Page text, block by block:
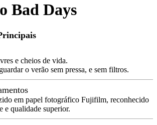
Bad Days
e cheios de vida.
o verão sem pressa, e sem filtros.
em papel fotográfico Fujifilm, reconhecido
e qualidade superior.